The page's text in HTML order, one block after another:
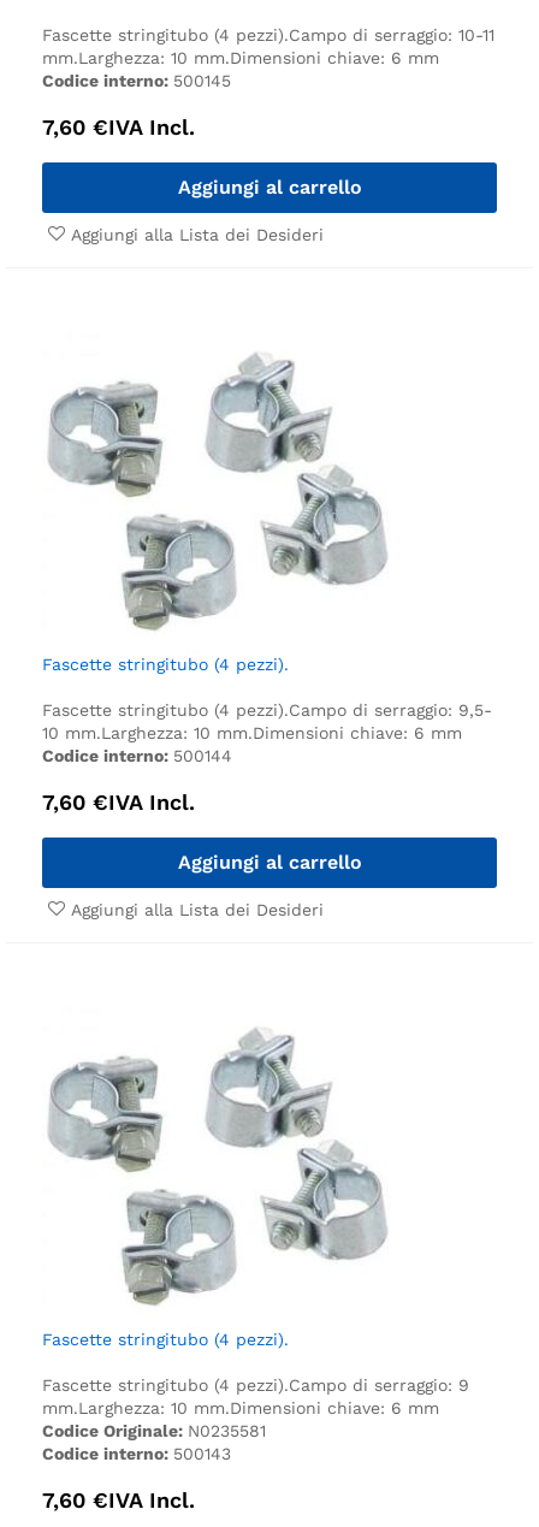
Fascette stringitubo (4 pezzi).Campo di serraggio: 10-11
mm.Larghezza: 10 mm.Dimensioni chiave: 6 mm
Codice interno: 500145
7,60 €IVA Incl.
Aggiungi al carrello
Aggiungi alla Lista dei Desideri
Fascette stringitubo (4 pezzi).
Fascette stringitubo (4 pezzi).Campo di serraggio: 9,5-
10 mm.Larghezza: 10 mm.Dimensioni chiave: 6 mm
Codice interno: 500144
7,60 €IVA Incl.
Aggiungi al carrello
Aggiungi alla Lista dei Desideri
Fascette stringitubo (4 pezzi).
Fascette stringitubo (4 pezzi).Campo di serraggio: 9
mm.Larghezza: 10 mm.Dimensioni chiave: 6 mm
Codice Originale: N0235581
Codice interno: 500143
7,60 €IVA Incl.